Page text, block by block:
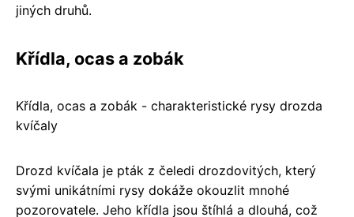
jiných druhů.
Křídla, ocas a zobák
Křídla, ocas a zobák - charakteristické rysy drozda
kvíčaly
Drozd kvíčala je pták z čeledi drozdovitých, který
svými unikátními rysy dokáže okouzlit mnohé
pozorovatele. Jeho křídla jsou štíhlá a dlouhá, což